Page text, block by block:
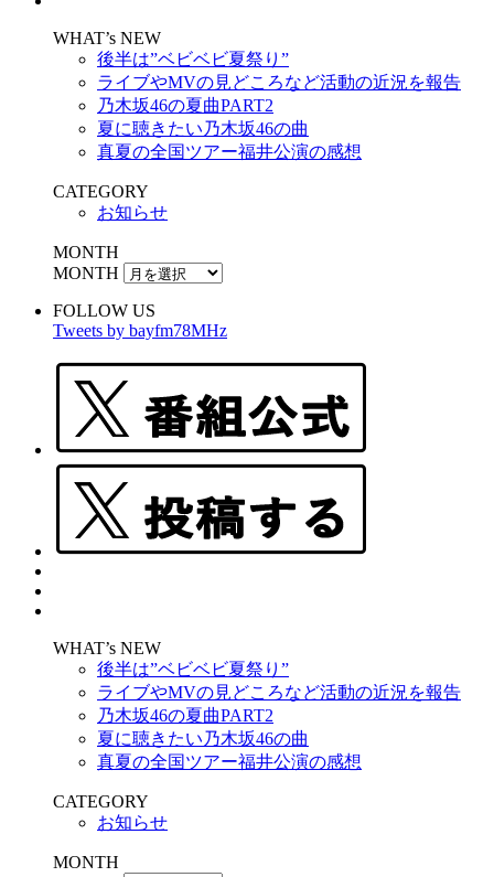
WHAT’s NEW
後半は”ベビベビ夏祭り”
ライブやMVの見どころなど活動の近況を報告
乃木坂46の夏曲PART2
夏に聴きたい乃木坂46の曲
真夏の全国ツアー福井公演の感想
CATEGORY
お知らせ
MONTH
MONTH
FOLLOW US
Tweets by bayfm78MHz
WHAT’s NEW
後半は”ベビベビ夏祭り”
ライブやMVの見どころなど活動の近況を報告
乃木坂46の夏曲PART2
夏に聴きたい乃木坂46の曲
真夏の全国ツアー福井公演の感想
CATEGORY
お知らせ
MONTH